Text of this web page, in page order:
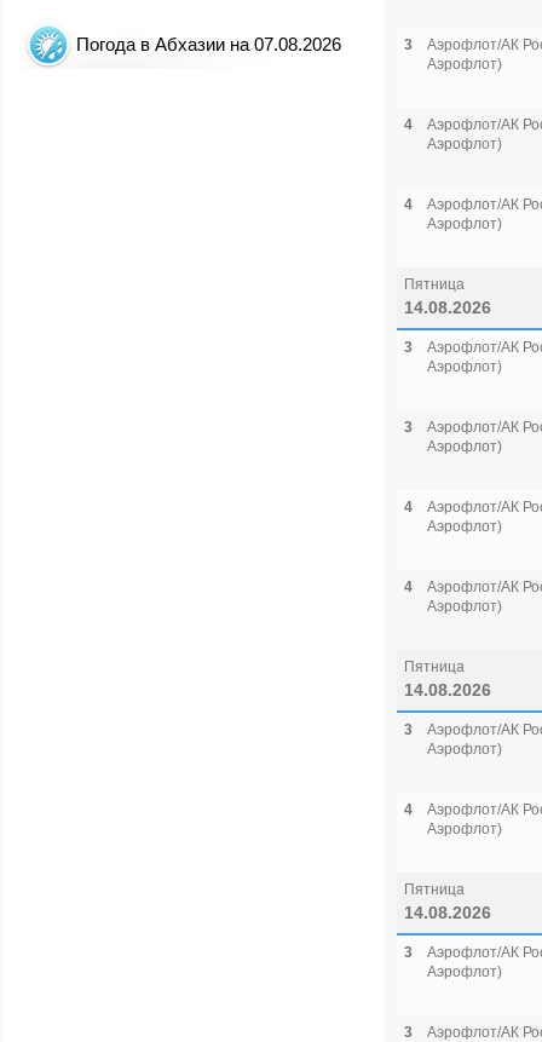
Погода в Абхазии на 07.08.2026 3
Аэрофлот/АК
Аэрофлот)
4
Аэрофлот/АК
Аэрофлот)
4
Аэрофлот/АК
Аэрофлот)
Пятница
14.08.2026
3
Аэрофлот/АК
Аэрофлот)
3
Аэрофлот/АК
Аэрофлот)
4
Аэрофлот/АК
Аэрофлот)
4
Аэрофлот/АК
Аэрофлот)
Пятница
14.08.2026
3
Аэрофлот/АК
Аэрофлот)
4
Аэрофлот/АК
Аэрофлот)
Пятница
14.08.2026
3
Аэрофлот/АК
Аэрофлот)
3
Аэрофлот/АК